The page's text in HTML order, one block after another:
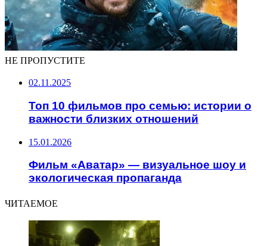
НЕ ПРОПУСТИТЕ
02.11.2025
Топ 10 фильмов про семью: истории о
важности близких отношений
15.01.2026
Фильм «Аватар» — визуальное шоу и
экологическая пропаганда
ЧИТАЕМОЕ